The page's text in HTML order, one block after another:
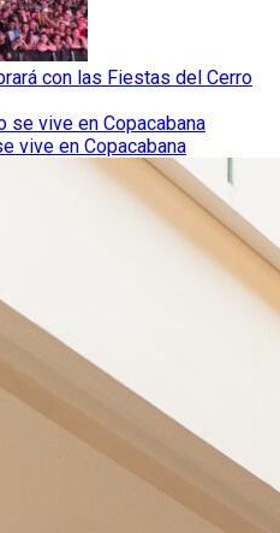
con las Fiestas del Cerro
vive en Copacabana